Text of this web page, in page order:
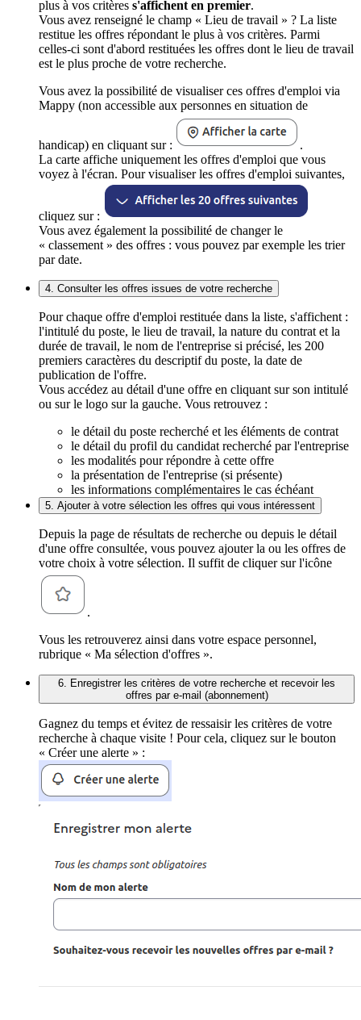
plus à vos critères s'affichent en premier.
Vous avez renseigné le champ « Lieu de travail » ? La liste
restitue les offres répondant le plus à vos critères. Parmi
celles-ci sont d'abord restituées les offres dont le lieu de travail
est le plus proche de votre recherche.
Vous avez la possibilité de visualiser ces offres d'emploi via
Mappy (non accessible aux personnes en situation de
handicap) en cliquant sur :
.
La carte affiche uniquement les offres d'emploi que vous
voyez à l'écran. Pour visualiser les offres d'emploi suivantes,
cliquez sur :
Vous avez également la possibilité de changer le
« classement » des offres : vous pouvez par exemple les trier
par date.
4. Consulter les offres issues de votre recherche
Pour chaque offre d'emploi restituée dans la liste, s'affichent :
l'intitulé du poste, le lieu de travail, la nature du contrat et la
durée de travail, le nom de l'entreprise si précisé, les 200
premiers caractères du descriptif du poste, la date de
publication de l'offre.
Vous accédez au détail d'une offre en cliquant sur son intitulé
ou sur le logo sur la gauche. Vous retrouvez :
le détail du poste recherché et les éléments de contrat
le détail du profil du candidat recherché par l'entreprise
les modalités pour répondre à cette offre
la présentation de l'entreprise (si présente)
les informations complémentaires le cas échéant
5. Ajouter à votre sélection les offres qui vous intéressent
Depuis la page de résultats de recherche ou depuis le détail
d'une offre consultée, vous pouvez ajouter la ou les offres de
votre choix à votre sélection. Il suffit de cliquer sur l'icône
.
Vous les retrouverez ainsi dans votre espace personnel,
rubrique « Ma sélection d'offres ».
6. Enregistrer les critères de votre recherche et recevoir les
offres par e-mail (abonnement)
Gagnez du temps et évitez de ressaisir les critères de votre
recherche à chaque visite ! Pour cela, cliquez sur le bouton
« Créer une alerte » :